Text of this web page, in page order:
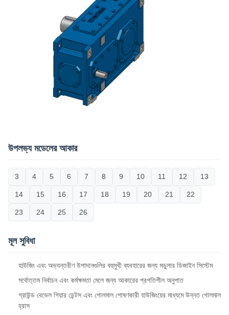
উপলভ্য মডেলের আকার
3 4 5 6 7 8 9 10 11 12 13
14 15 16 17 18 19 20 21 22
23 24 25 26
মূল সুবিধা
হাউজিং এবং অভ্যন্তরীণ উপাদানগুলির বহুমুখী ব্যবহারের জন্য মডুলার ডিজাইন সিস্টেম
সর্বোত্তম নির্বাচন এবং কর্মক্ষমতা মেলে জন্য আকারের প্রগতিশীল অনুপাত
গ্রাউন্ড বেভেল গিয়ার ডেন্টস এবং গোলমাল শোষণকারী হাউজিংয়ের মাধ্যমে উন্নত গোলমাল
হ্রাস